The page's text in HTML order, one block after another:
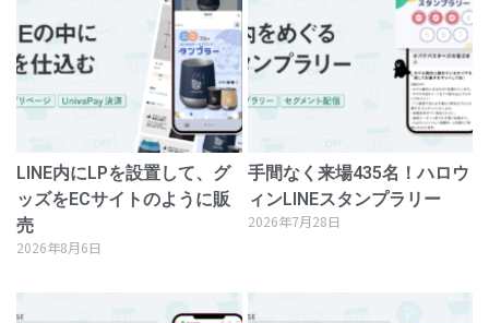
LINE内にLPを設置して、グ
ッズをECサイトのように販
売
2026年8月6日
手間なく来場435名！ハロウ
ィンLINEスタンプラリー
2026年7月28日